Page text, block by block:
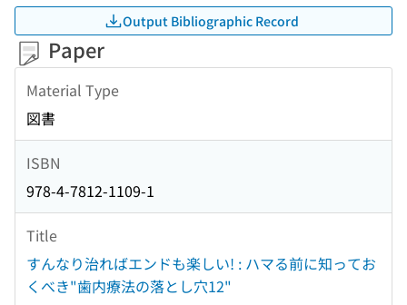
Output Bibliographic Record
Paper
Material Type
図書
ISBN
978-4-7812-1109-1
Title
すんなり治ればエンドも楽しい! : ハマる前に知ってお
くべき"歯内療法の落とし穴12"